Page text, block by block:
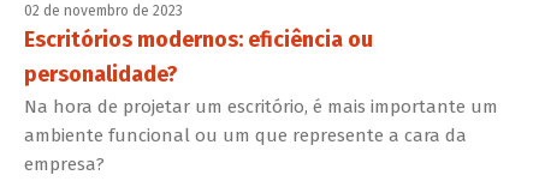
02 de novembro de 2023
Escritórios modernos: eficiência ou
personalidade?
Na hora de projetar um escritório, é mais importante um
ambiente funcional ou um que represente a cara da
empresa?